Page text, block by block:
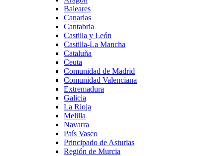
Baleares
Canarias
Cantabria
Castilla y León
Castilla-La Mancha
Cataluña
Ceuta
Comunidad de Madrid
Comunidad Valenciana
Extremadura
Galicia
La Rioja
Melilla
Navarra
País Vasco
Principado de Asturias
Región de Murcia